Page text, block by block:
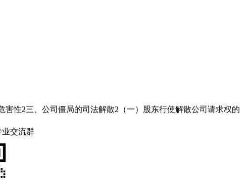
性2三、公司僵局的司法解散2（一）股东行使解散公司请求权的
业交流群